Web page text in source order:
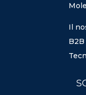
Il